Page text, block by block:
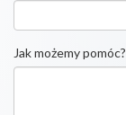
Jak możemy pomóc?